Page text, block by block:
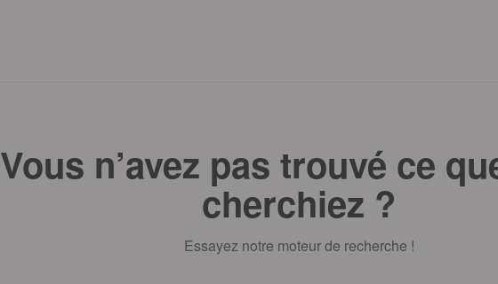
Vous n’avez pas trouvé ce
cherchiez ?
Essayez notre moteur de recherche !